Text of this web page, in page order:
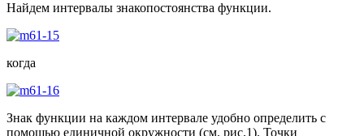
Найдем интервалы знакопостоянства функции.
когда
Знак функции на каждом интервале удобно определить с
помощью единичной окружности (см. рис.1). Точки